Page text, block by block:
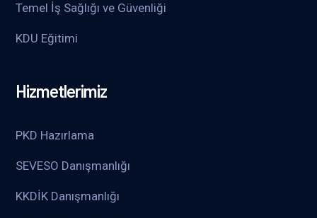
Temel İş Sağlığı ve Güvenliği
KDU Eğitimi
Hizmetlerimiz
PKD Hazırlama
SEVESO Danışmanlığı
KKDİK Danışmanlığı